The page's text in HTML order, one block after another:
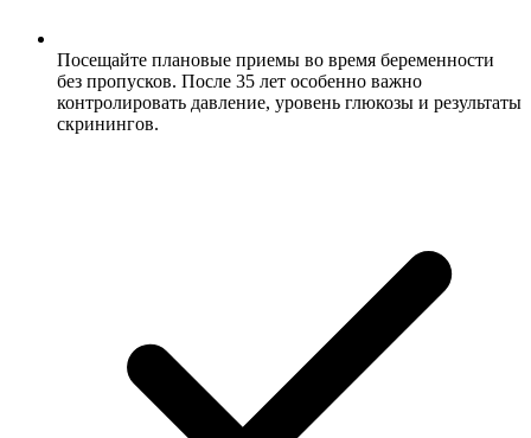
Посещайте плановые приемы во время беременности
без пропусков. После 35 лет особенно важно
контролировать давление, уровень глюкозы и результаты
скринингов.